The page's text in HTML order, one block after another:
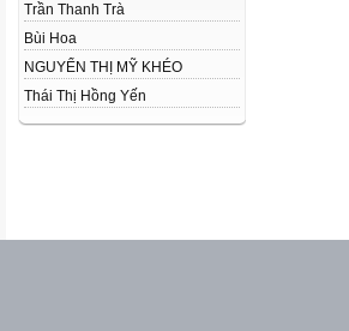
Trần Thanh Trà
Bùi Hoa
NGUYỂN THỊ MỸ KHÉO
Thái Thị Hồng Yến